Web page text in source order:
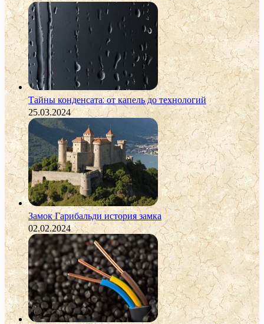
Тайны конденсата: от капель до технологий
25.03.2024
Замок Гарибальди история замка
02.02.2024